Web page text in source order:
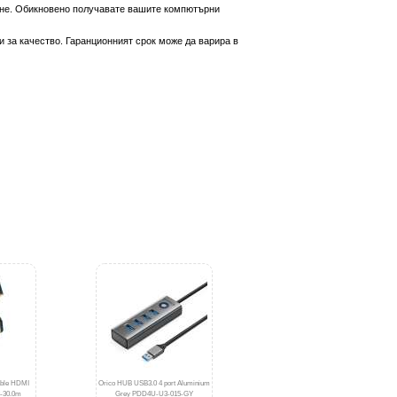
Обикновено получавате вашите компютърни
качество. Гаранционният срок може да варира в
HDMI
30.0m
Orico HUB USB3.0 4 port Aluminium
Grey PDD4U-U3-015-GY